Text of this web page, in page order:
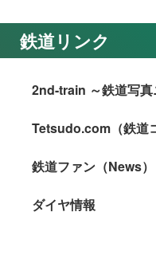
鉄道リンク
2nd-train ～鉄道写真
Tetsudo.com（鉄道
鉄道ファン（News）
ダイヤ情報